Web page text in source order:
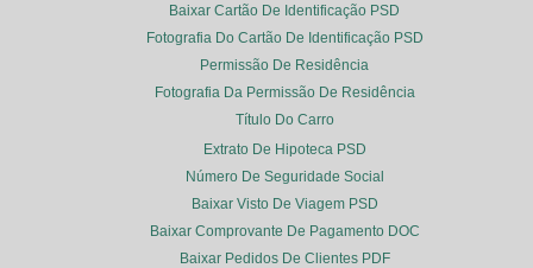
Baixar Cartão De Identificação PSD
Fotografia Do Cartão De Identificação PSD
Permissão De Residência
Fotografia Da Permissão De Residência
Título Do Carro
Extrato De Hipoteca PSD
Número De Seguridade Social
Baixar Visto De Viagem PSD
Baixar Comprovante De Pagamento DOC
Baixar Pedidos De Clientes PDF